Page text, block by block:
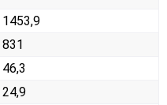
1453,9
831
46,3
24,9